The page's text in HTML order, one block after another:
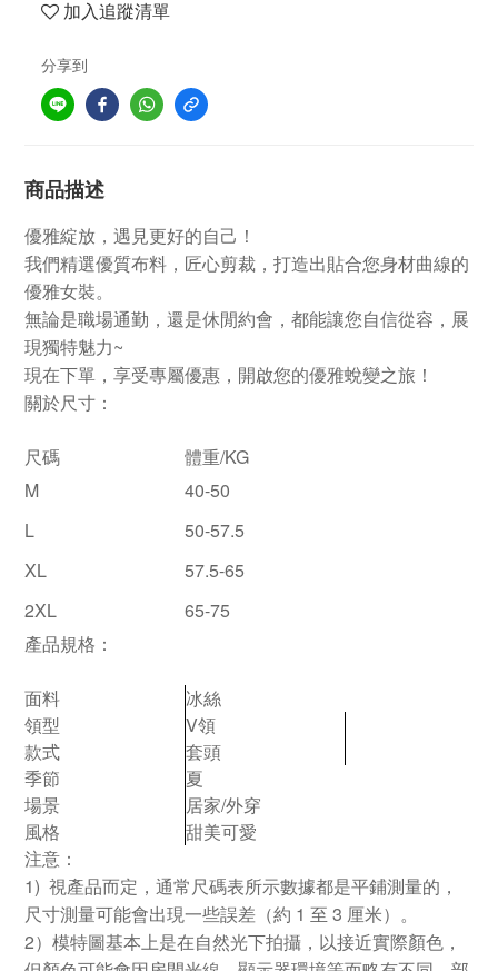
加入追蹤清單
分享到
商品描述
優雅綻放，遇見更好的自己！
我們精選優質布料，匠心剪裁，打造出貼合您身材曲線的
優雅女裝。
無論是職場通勤，還是休閒約會，都能讓您自信從容，展
現獨特魅力~
現在下單，享受專屬優惠，開啟您的優雅蛻變之旅！
關於尺寸：
尺碼
體重/KG
M
40-50
L
50-57.5
XL
57.5-65
2XL
65-75
產品規格：
面料
冰絲
領型
V領
款式
套頭
季節
夏
場景
居家/外穿
風格
甜美可愛
注意：
1) 視產品而定，通常尺碼表所示數據都是平鋪測量的，
尺寸測量可能會出現一些誤差（約 1 至 3 厘米）。
2）模特圖基本上是在自然光下拍攝，以接近實際顏色，